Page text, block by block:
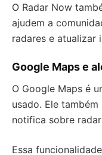
O Radar Now
ajudem a
radares e atualizar
Google Maps e
O Google Maps é
usado. Ele também
notifica sobre
Essa